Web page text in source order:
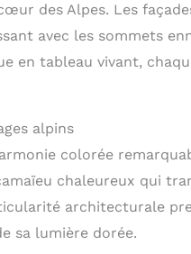
des Alpes. Les
avec les sommets
en tableau vivant,
alpins
colorée
chaleureux qui
architecturale
sa lumière dorée.